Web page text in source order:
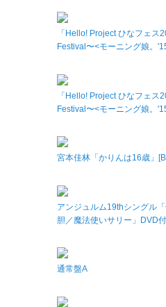
「Hello! Project ひなフェス
Festival〜<モーニング娘。
「Hello! Project ひなフェス
Festival〜<モーニング娘。
宮本佳林「かりんは16歳」
アンジュルム19thシングル
胆／魔法使いサリー」DVD
通常盤A